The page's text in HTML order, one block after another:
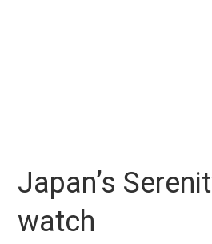
Japan’s
watch